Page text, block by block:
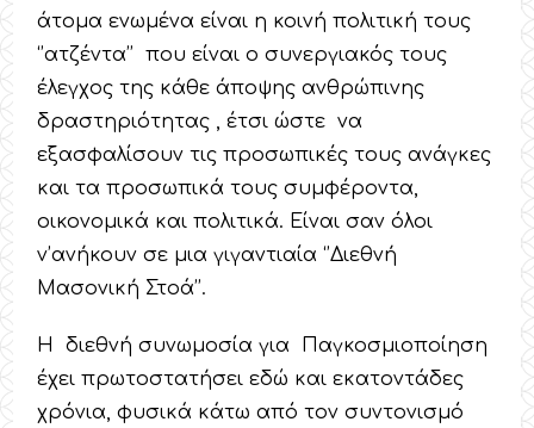
άτομα ενωμένα είναι η κοινή πολιτική τους
‘’ατζέντα’’ που είναι ο συνεργιακός τους
έλεγχος της κάθε άποψης ανθρώπινης
δραστηριότητας , έτσι ώστε να
εξασφαλίσουν τις προσωπικές τους ανάγκες
και τα προσωπικά τους συμφέροντα,
οικονομικά και πολιτικά. Είναι σαν όλοι
ν’ανήκουν σε μια γιγαντιαία ‘’Διεθνή
Μασονική Στοά’’.
Η διεθνή συνωμοσία για Παγκοσμιοποίηση
έχει πρωτοστατήσει εδώ και εκατοντάδες
χρόνια, φυσικά κάτω από τον συντονισμό